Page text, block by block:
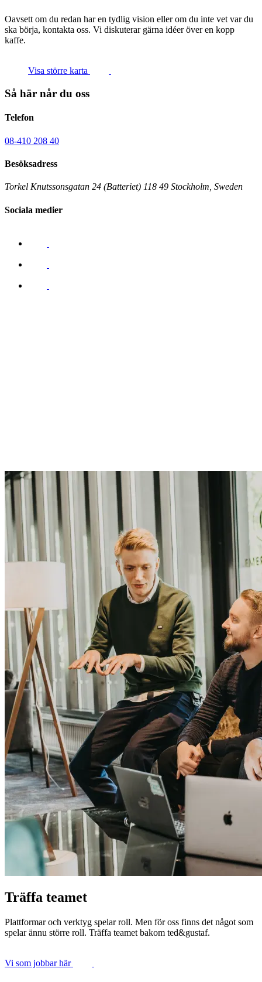
Oavsett om du redan har en tydlig vision eller om du inte vet var du
ska börja, kontakta oss. Vi diskuterar gärna idéer över en kopp
kaffe.
Visa större karta
Så här når du oss
Telefon
08-410 208 40
Besöksadress
Torkel Knutssonsgatan 24 (Batteriet) 118 49 Stockholm, Sweden
Sociala medier
Träffa teamet
Plattformar och verktyg spelar roll. Men för oss finns det något som
spelar ännu större roll. Träffa teamet bakom ted&gustaf.
Vi som jobbar här